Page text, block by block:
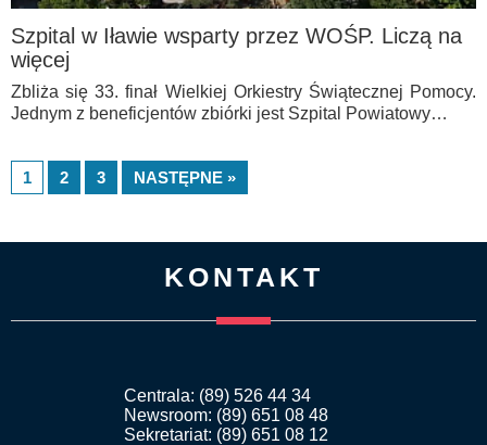
Szpital w Iławie wsparty przez WOŚP. Liczą na
więcej
Zbliża się 33. finał Wielkiej Orkiestry Świątecznej Pomocy.
Jednym z beneficjentów zbiórki jest Szpital Powiatowy…
1 2 3 NASTĘPNE »
KONTAKT
Centrala: (89) 526 44 34
Newsroom: (89) 651 08 48
Sekretariat: (89) 651 08 12